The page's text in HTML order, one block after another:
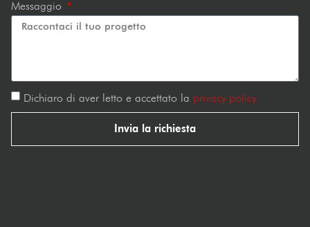
Messaggio
Dichiaro di aver letto e accettato la privacy policy
Invia la richiesta